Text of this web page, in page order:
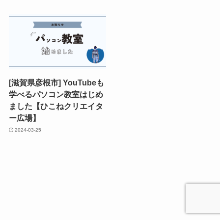
[滋賀県彦根市] YouTubeも
学べるパソコン教室はじめ
ました【ひこねクリエイタ
ー広場】
2024-03-25